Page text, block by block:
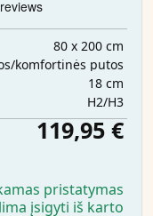
80 x 200 cm
komfortinės putos
18 cm
H2/H3
119,95 €
pristatymas
įsigyti iš karto